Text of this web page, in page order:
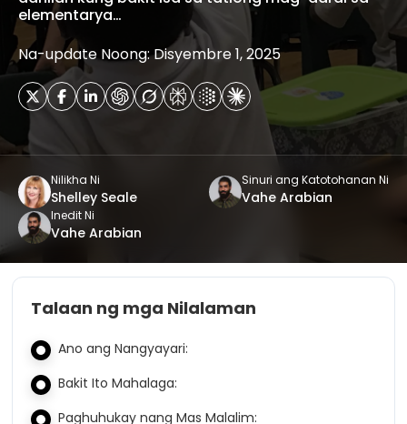
elementarya…
Na-update Noong: Disyembre 1, 2025
Nilikha Ni
Shelley Seale
Sinuri ang Katotohanan Ni
Vahe Arabian
Inedit Ni
Vahe Arabian
Talaan ng mga Nilalaman
Ano ang Nangyayari:
Bakit Ito Mahalaga:
Paghuhukay nang Mas Malalim: